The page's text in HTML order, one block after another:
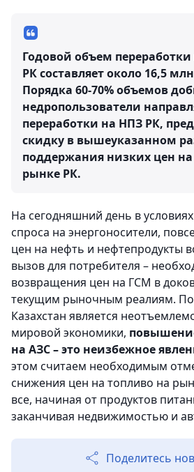
Годовой объем
РК составляет около 16,5
Порядка 60-70% объемов
недропользователи
переработки на НПЗ РК,
скидку в вышеуказанном
поддержания низких цен
рынке РК.
На сегодняшний день в
спроса на энергоносители,
цен на нефть и нефтепродукты
вызов для потребителя –
возвращения цен на ГСМ в
текущим рыночным реалиям.
Казахстан является
мировой экономики,
на АЗС – это неизбежное
этом считаем необходимым
снижения цен на топливо на
все, начиная от продуктов
заканчивая недвижимостью и
Поделитесь